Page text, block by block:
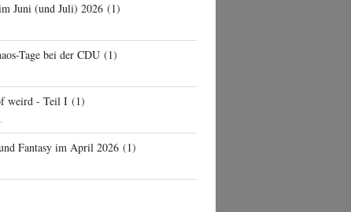
Juni (und Juli) 2026 (1)
Tage bei der CDU (1)
weird - Teil I (1)
Fantasy im April 2026 (1)